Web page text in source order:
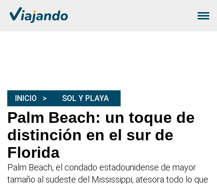
INICIO SOL Y PLAYA
Palm Beach: un toque de
distinción en el sur de
Florida
Palm Beach, el condado estadounidense de mayor
tamaño al sudeste del Mississippi, atesora todo lo que